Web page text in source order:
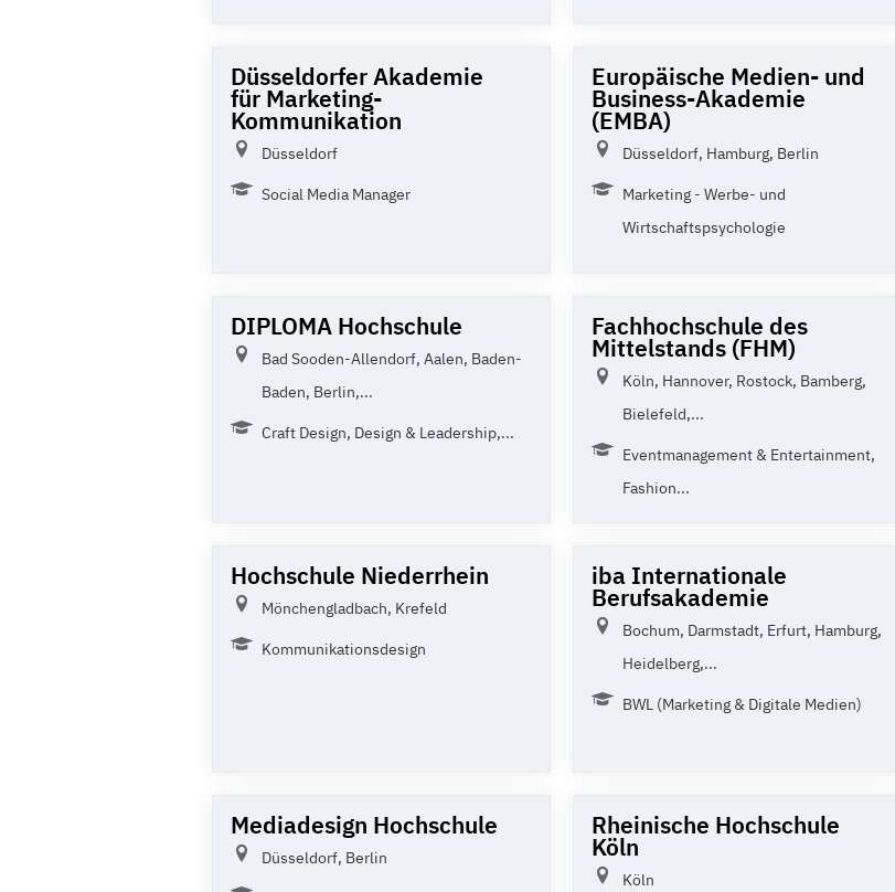
Düsseldorfer Akademie
für Marketing-
Kommunikation
Düsseldorf
Social Media Manager
Europäische Medien- und
Business-Akademie
(EMBA)
Düsseldorf, Hamburg, Berlin
Marketing - Werbe- und
Wirtschaftspsychologie
DIPLOMA Hochschule
Bad Sooden-Allendorf, Aalen, Baden-
Baden, Berlin,...
Craft Design, Design & Leadership,...
Fachhochschule des
Mittelstands (FHM)
Köln, Hannover, Rostock, Bamberg,
Bielefeld,...
Eventmanagement & Entertainment,
Fashion...
Hochschule Niederrhein
Mönchengladbach, Krefeld
Kommunikationsdesign
iba Internationale
Berufsakademie
Bochum, Darmstadt, Erfurt, Hamburg,
Heidelberg,...
BWL (Marketing & Digitale Medien)
Mediadesign Hochschule
Düsseldorf, Berlin
Rheinische Hochschule
Köln
Köln